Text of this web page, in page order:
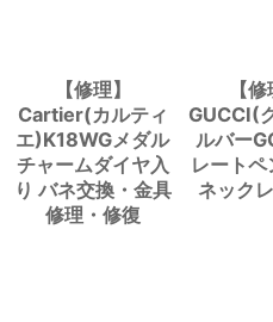
【修理】
Cartier(カルティ
エ)K18WGメダル
チャームダイヤ入
り バネ交換・金具
修理・修復
【修
GUCCI(
ルバー
レートペ
ネック